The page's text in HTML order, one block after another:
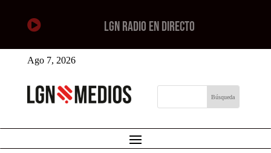
 LGN RADIO EN DIRECTO
Ago 7, 2026